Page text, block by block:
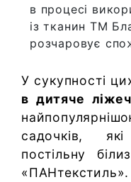
в процесі
із тканин ТМ
розчаровує
У сукупності
в дитяче
садочків,
постільну
«ПАНтекстиль».